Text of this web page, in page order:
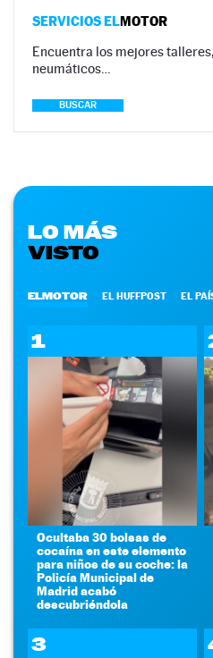
SERVICIOS ELMOTOR
Encuentra los mejores
neumáticos…
BUSCAR
LO MÁS
VISTO
ELMOTOR EL HUFFPOST EL
1
Ocultaba 30 bolsas de
cocaína en este elemento
para niños de su coche: la
Policía Municipal de
Madrid acabó
descubriéndola
3